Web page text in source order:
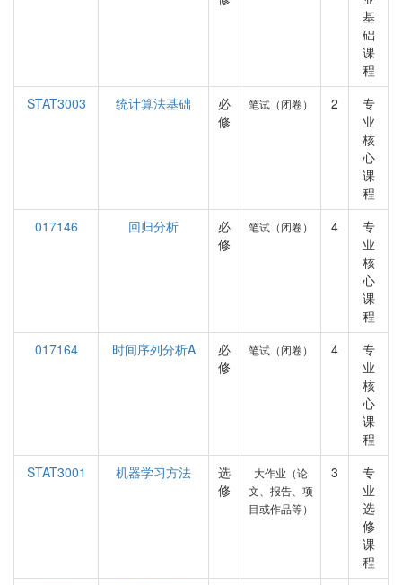
基
础
课
程
STAT3003
统计算法基础
必
修
笔试（闭卷） 2
专
业
核
心
课
程
017146
回归分析
必
修
笔试（闭卷） 4
专
业
核
心
课
程
017164
时间序列分析A
必
修
笔试（闭卷） 4
专
业
核
心
课
程
STAT3001
机器学习方法
选
修
大作业（论
文、报告、项
目或作品等）
3
专
业
选
修
课
程